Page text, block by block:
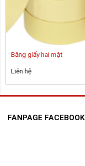
Băng giấy hai mặt
Liên hệ
FANPAGE FACEBOOK